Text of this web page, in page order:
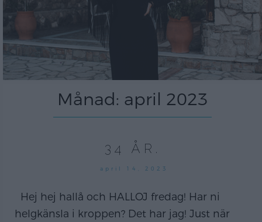
Månad: april 2023
34 ÅR.
april 14, 2023
Hej hej hallå och HALLOJ fredag! Har ni
helgkänsla i kroppen? Det har jag! Just när